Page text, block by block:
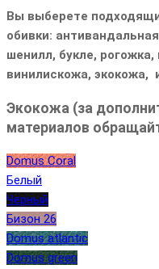
Вы выберете
обивки:
шенилл, букле,
винилискожа, экокожа,
Экокожа (за
материалов
Domus Coral
Белый
Черный
Бизон 26
Domus atlantic
Domus green